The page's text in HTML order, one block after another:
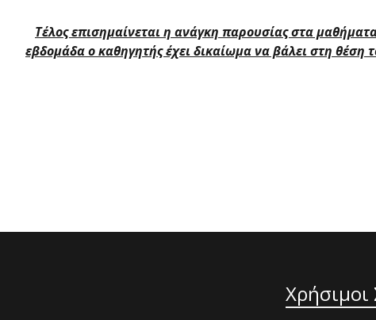
Τέλος επισημαίνεται η ανάγκη παρουσίας στα
εβδομάδα ο καθηγητής έχει δικαίωμα να βάλει στη
Χρήσιμοι